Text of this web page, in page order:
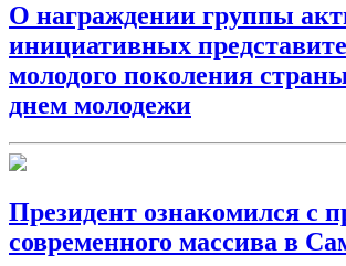
О награждении группы
инициативных
молодого поколения
днем молодежи
Президент ознакомился с
современного массива в